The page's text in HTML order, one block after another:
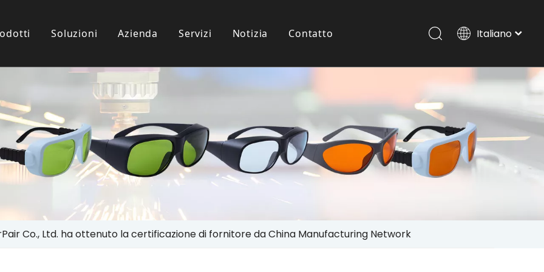
Occhiali Per Uso Paziente
Protezione Laser
Soluzioni Azienda Servizi
Scaricamento
Notizia Contatto Italiano
Español
Pусский
العربية
English
Co., Ltd. ha ottenuto la certificazione di fornitore da China Manufacturing Network